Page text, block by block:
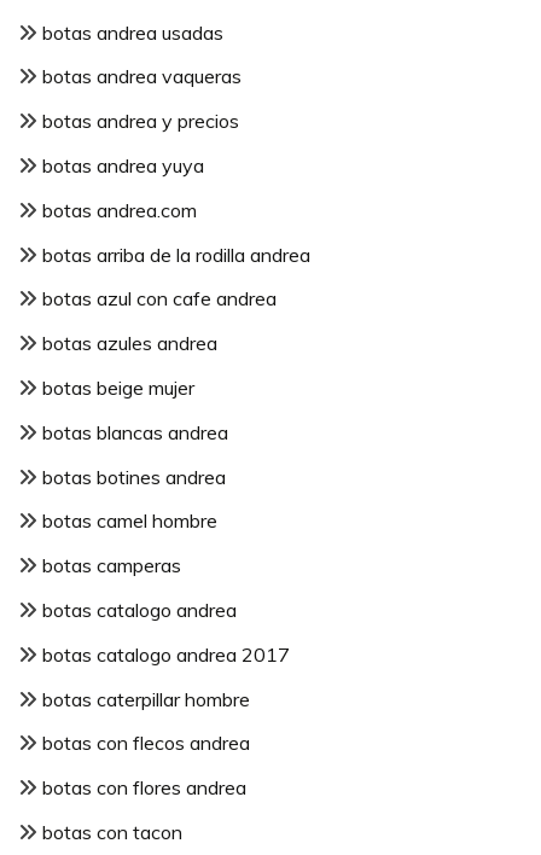
botas andrea usadas
botas andrea vaqueras
botas andrea y precios
botas andrea yuya
botas andrea.com
botas arriba de la rodilla andrea
botas azul con cafe andrea
botas azules andrea
botas beige mujer
botas blancas andrea
botas botines andrea
botas camel hombre
botas camperas
botas catalogo andrea
botas catalogo andrea 2017
botas caterpillar hombre
botas con flecos andrea
botas con flores andrea
botas con tacon